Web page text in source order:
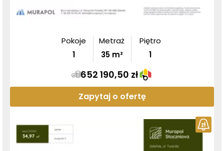
Pokoje
1
Metraż
35m²
Piętro
1
652 190,50 zł
Zapytaj o ofertę